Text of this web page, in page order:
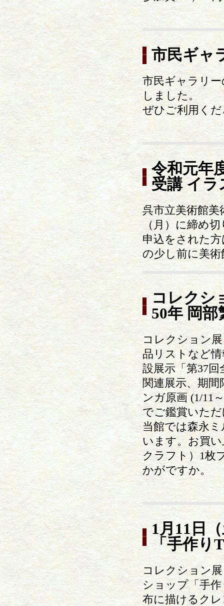
市民ギャ
市民ギャラリ
しました。
ぜひご利用く
令和元年
受講 イラ
呉市立美術館美
（月）に締め
申込をされた
の少し前に美
コレクシ
50年 岡
コレクション
品リストなど
設展示「第37
関連展示、期
ンガ原画 (1/11
でご鑑賞いた
当館では森永
います。お買
クラフト）1枚
かがですか。
1月11日
「手作り
コレクション
ショップ「手
布に描けるク